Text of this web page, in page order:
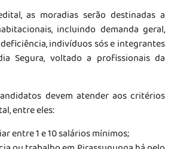
as moradias serão destinadas a
incluindo demanda geral,
indivíduos sós e integrantes
Segura, voltado a profissionais da
devem atender aos critérios
entre eles:
entre 1 e 10 salários mínimos;